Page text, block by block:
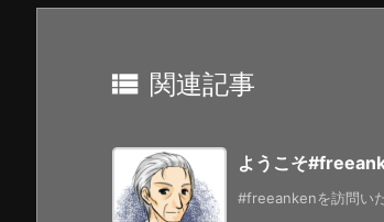
 関連記事
ようこそ
#freeankenを訪問い